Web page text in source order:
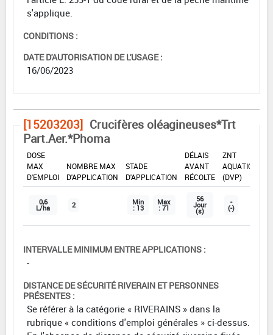
s'applique.
CONDITIONS :
DATE D'AUTORISATION DE L'USAGE :
16/06/2023
[15203203] Crucifères oléagineuses*Trt
Part.Aer.*Phoma
DOSE
MAX
D'EMPLOI
NOMBRE MAX
D'APPLICATION
STADE
D'APPLICATION
DÉLAIS
AVANT
RÉCOLTE
ZNT
AQUATIQUE
(DVP)
0,6
L/ha 2 Min
: 13
Max
: 71
56
Jour
(s)
-
(-)
INTERVALLE MINIMUM ENTRE APPLICATIONS :
-
DISTANCE DE SÉCURITÉ RIVERAIN ET PERSONNES
PRÉSENTES :
Se référer à la catégorie « RIVERAINS » dans la
rubrique « conditions d'emploi générales » ci-dessus.